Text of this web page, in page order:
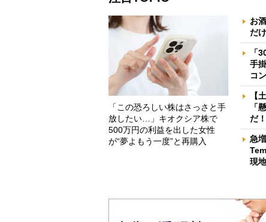
「この恐ろしい株はさっさと手
放したい…」キオクシア株で
500万円の利益を出した女性
が“夢よもう一度”と再購入
お
だ
「
手
コ
【
「
だ
急
現